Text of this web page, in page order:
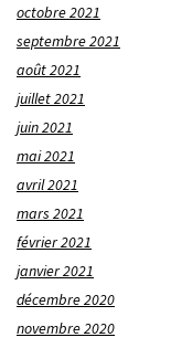
octobre 2021
septembre 2021
août 2021
juillet 2021
juin 2021
mai 2021
avril 2021
mars 2021
février 2021
janvier 2021
décembre 2020
novembre 2020